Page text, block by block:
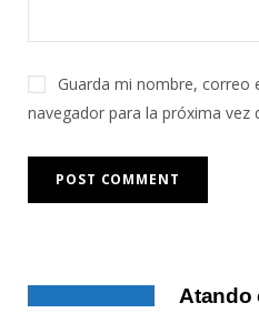
Guarda mi nombre, correo
navegador para la próxima vez
Atando